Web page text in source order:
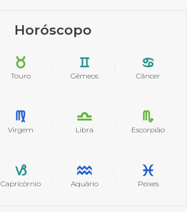
Horóscopo
Touro Gêmeos Câncer
Virgem Libra Escorpião
Capricórnio Aquário Peixes